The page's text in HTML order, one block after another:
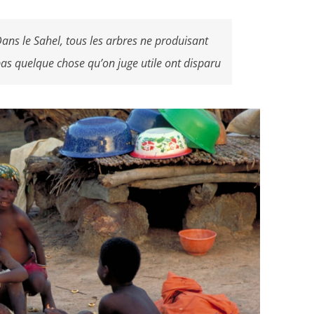
le Sahel, tous les arbres ne produisant
quelque chose qu’on juge utile ont disparu